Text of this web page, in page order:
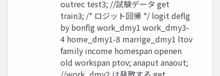
outrec test3; //試験データ get
train3; /* ロジット回帰 */ logit deflg
by bonflg work_dmy1 work_dmy3-
4 home_dmy1-8 marrige_dmy1 ltov
family income homespan openen
old workspan ptov; anaput anaout;